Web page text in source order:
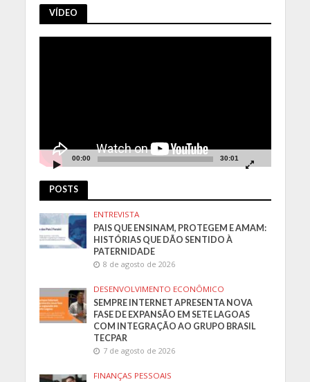
VÍDEO
00:00 30:01
POSTS
ENTREVISTA
PAIS QUE ENSINAM, PROTEGEM E AMAM:
HISTÓRIAS QUE DÃO SENTIDO À
PATERNIDADE
8 de agosto de 2026
DESENVOLVIMENTO ECONÔMICO
SEMPRE INTERNET APRESENTA NOVA
FASE DE EXPANSÃO EM SETE LAGOAS
COM INTEGRAÇÃO AO GRUPO BRASIL
TECPAR
7 de agosto de 2026
FINANÇAS PESSOAIS